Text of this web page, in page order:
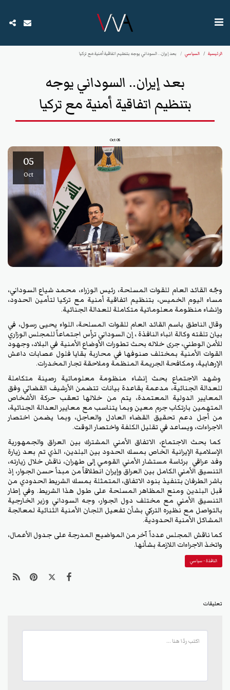
الرئيسية السياسي بعد إيران.. السوداني يوجه بتنظيم اتفاقية أمنية مع تركيا
بعد إيران.. السوداني يوجه
بتنظيم اتفاقية أمنية مع تركيا
05
Oct
05
Oct
وجّه القائد العام للقوات المسلحة، رئيس الوزراء، محمد شياع السوداني،
مساء اليوم الخميس، بتنظيم اتفاقية أمنية مع تركيا لتأمين الحدود،
وإنشاء منظومة معلوماتية متكاملة للعدالة الجنائية.
وقال الناطق باسم القائد العام للقوات المسلحة، اللواء يحيى رسول، في
بيان تلقته وكالة انباء النافذة ، إن السوداني ترأس اجتماعاً للمجلس الوزاري
للأمن الوطني، جرى خلاله بحث تطورات الأوضاع الأمنية في البلاد، وجهود
القوات الأمنية بمختلف صنوفها في محاربة بقايا فلول عصابات داعش
الإرهابية، ومكافحة الجريمة المنظمة وملاحقة تجار المخدرات.
وشهد الاجتماع بحث إنشاء منظومة معلوماتية رصينة متكاملة
للعدالة الجنائية، مدعمة بقاعدة بيانات تتضمن الأرشيف القضائي وفق
المعايير الدولية المعتمدة، يتم من خلالها تعقب حركة الأشخاص
المتهمين بارتكاب جرم معين وبما يتناسب مع معايير العدالة الجنائية،
من أجل دعم تحقيق القضاء العادل والعاجل، وبما يضمن اختصار
الاجراءات، ويساعد في تقليل الكلفة واختصار الوقت.
كما بحث الاجتماع، الاتفاق الأمني المشترك بين العراق والجمهورية
الإسلامية الإيرانية الخاص بمسك الحدود بين البلدين، الذي تم بعد زيارة
وفد عراقي برئاسة مستشار الأمني القومي إلى طهران، ناقش خلال زيارته،
التنسيق الأمني الكامل بين العراق وإيران انطلاقاً من مبدأ حسن الجوار، إذ
باشر الطرفان بتنفيذ بنود الاتفاق، المتمثلة بمسك الشريط الحدودي من
قبل البلدين ومنع المظاهر المسلحة على طول هذا الشريط. وفي إطار
التنسيق الأمني مع مختلف دول الجوار، وجه السوداني وزير الخارجية
بالتواصل مع نظيره التركي بشأن تفعيل اللجان الأمنية الثنائية لمعالجة
المشاكل الأمنية الحدودية.
كما ناقش المجلس عدداً آخر من المواضيع المدرجة على جدول الأعمال،
واتخذ الاجراءات اللازمة بشأنها.
النافذة - سياسي
تعليقات